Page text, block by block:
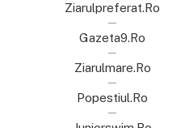
Ziarulpreferat.ro
Gazeta9.ro
Ziarulmare.ro
Popestiul.ro